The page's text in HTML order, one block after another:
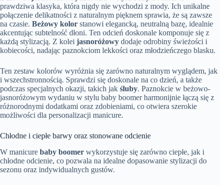
prawdziwa klasyka, która nigdy nie wychodzi z mody. Ich unikalne
połączenie delikatności z naturalnym pięknem sprawia, że są zawsze
na czasie. Beżowy kolor stanowi elegancką, neutralną bazę, idealnie
akcentując subtelność dłoni. Ten odcień doskonale komponuje się z
każdą stylizacją. Z kolei jasnoróżowy dodaje odrobiny świeżości i
kobiecości, nadając paznokciom lekkości oraz młodzieńczego blasku.
Ten zestaw kolorów wyróżnia się zarówno naturalnym wyglądem, jak
i wszechstronnością. Sprawdzi się doskonale na co dzień, a także
podczas specjalnych okazji, takich jak śluby. Paznokcie w beżowo-
jasnoróżowym wydaniu w stylu baby boomer harmonijnie łączą się z
różnorodnymi dodatkami oraz zdobieniami, co otwiera szerokie
możliwości dla personalizacji manicure.
Chłodne i ciepłe barwy oraz stonowane odcienie
W manicure baby boomer wykorzystuje się zarówno ciepłe, jak i
chłodne odcienie, co pozwala na idealne dopasowanie stylizacji do
sezonu oraz indywidualnych gustów.